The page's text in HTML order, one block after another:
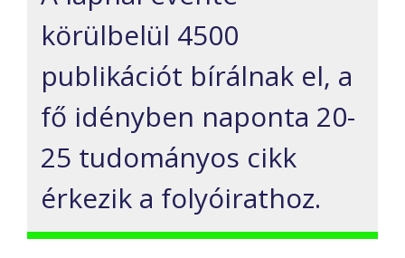
körülbelül 4500
publikációt bírálnak el, a
fő idényben naponta 20-
25 tudományos cikk
érkezik a folyóirathoz.